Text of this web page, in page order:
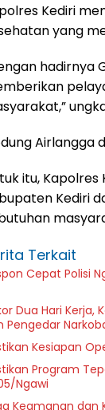
Kediri
yang
hadirnya
Airlangga
itu,
Kediri
Terkait
Cepat Polisi
Dua Hari Kerja,
Pengedar
Kesiapan
Program
Ngawi
Keamanan dan